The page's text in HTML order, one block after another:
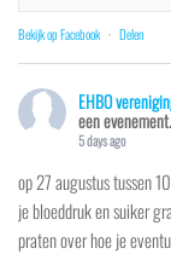
Bekijk op Facebook · Delen
EHBO
een evenement.
5 days ago
op 27 augustus tussen
je bloeddruk en suiker
praten over hoe je